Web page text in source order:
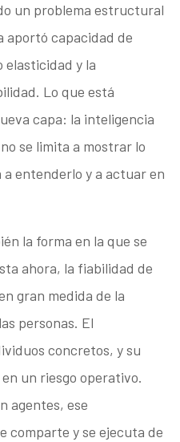
un problema estructural
capacidad de
y la
Lo que está
capa: la inteligencia
se limita a mostrar lo
entenderlo y a actuar en
la forma en la que se
ahora, la fiabilidad de
gran medida de la
personas. El
concretos, y su
un riesgo operativo.
agentes, ese
comparte y se ejecuta de